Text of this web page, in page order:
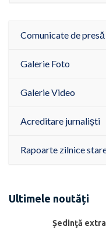
Comunicate de presă
Galerie Foto
Galerie Video
Acreditare jurnaliști
Rapoarte zilnice
Ultimele noutăți
Ședinţă